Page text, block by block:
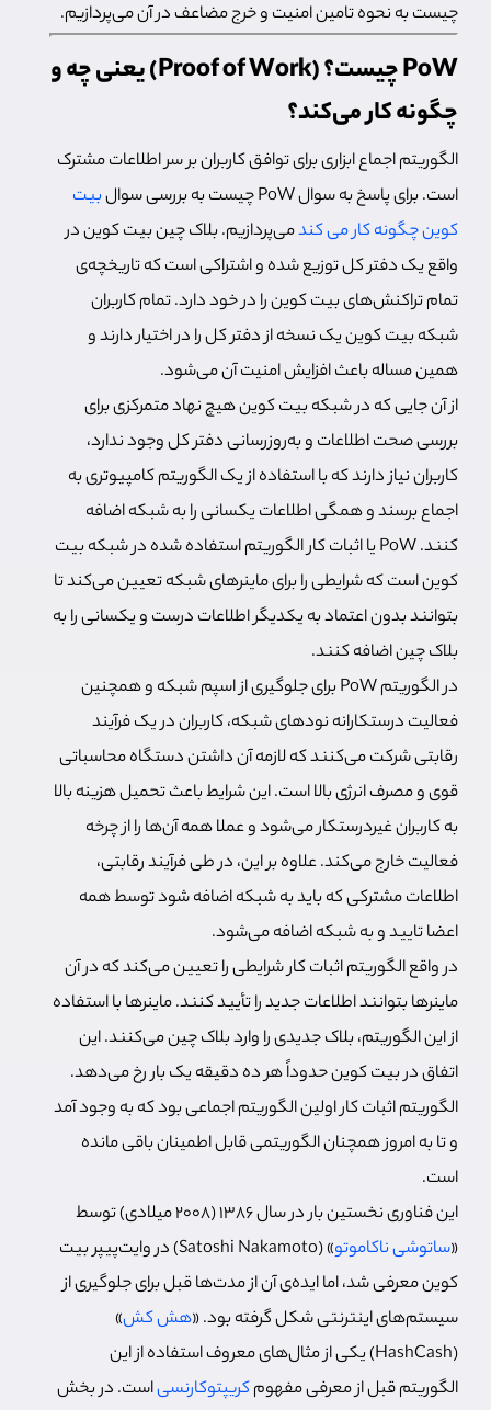
چیست به نحوه تامین امنیت و خرج مضاعف در آن می‌پردازیم.
PoW چیست؟ (Proof of Work) یعنی چه و
چگونه کار می‌کند؟
الگوریتم اجماع ابزاری برای توافق کاربران بر سر اطلاعات مشترک
است. برای پاسخ به سوال PoW چیست به بررسی سوال
بیت
کوین چگونه کار می کندمی‌پردازیم. بلاک چین بیت کوین در
واقع یک دفتر کل توزیع شده و اشتراکی است که تاریخچه‌ی
تمام تراکنش‌های بیت کوین را در خود دارد. تمام کاربران
شبکه بیت کوین یک نسخه از دفتر کل را در اختیار دارند و
همین مساله باعث افزایش امنیت آن می‌شود.
از آن جایی که در شبکه بیت کوین هیچ نهاد متمرکزی برای
بررسی صحت اطلاعات و به‌روزرسانی دفتر کل وجود ندارد،
کاربران نیاز دارند که با استفاده از یک الگوریتم کامپیوتری به
اجماع برسند و همگی اطلاعات یکسانی را به شبکه اضافه
کنند. PoW یا اثبات کار الگوریتم استفاده شده در شبکه بیت
کوین است که شرایطی را برای ماینرهای شبکه تعیین می‌کند تا
بتوانند بدون اعتماد به یکدیگر اطلاعات درست و یکسانی را به
بلاک چین اضافه کنند.
در الگوریتم PoW برای جلوگیری از اسپم شبکه و همچنین
فعالیت درستکارانه نودهای شبکه، کاربران در یک فرآیند
رقابتی شرکت می‌کنند که لازمه آن داشتن دستگاه محاسباتی
قوی و مصرف انرژی بالا است. این شرایط باعث تحمیل هزینه بالا
به کاربران غیردرستکار می‌شود و عملا همه آن‌ها را از چرخه
فعالیت خارج می‌کند. علاوه بر این، در طی فرآیند رقابتی،
اطلاعات مشترکی که باید به شبکه اضافه شود توسط همه
اعضا تایید و به شبکه اضافه می‌شود.
در واقع الگوریتم اثبات کار شرایطی را تعیین می‌کند که در آن
ماینرها بتوانند اطلاعات جدید را تأیید کنند. ماینرها با استفاده
از این الگوریتم، بلاک جدیدی را وارد بلاک چین می‌کنند. این
اتفاق در بیت کوین حدوداً هر ده دقیقه یک بار رخ می‌دهد.
الگوریتم اثبات کار اولین الگوریتم اجماعی بود که به وجود آمد
و تا به امروز همچنان الگوریتمی قابل اطمینان باقی مانده
است.
این فناوری نخستین بار در سال 1386 (2008 میلادی) توسط
«ساتوشی ناکاموتو
» (Satoshi Nakamoto) در وایت‌پیپر بیت
کوین معرفی شد، اما ایده‌ی آن از مدت‌ها قبل برای جلوگیری از
سیستم‌های اینترنتی شکل گرفته بود. «هش کش»
(HashCash) یکی از مثال‌های معروف استفاده از این
الگوریتم قبل از معرفی مفهومکریپتوکارنسیاست. در بخش